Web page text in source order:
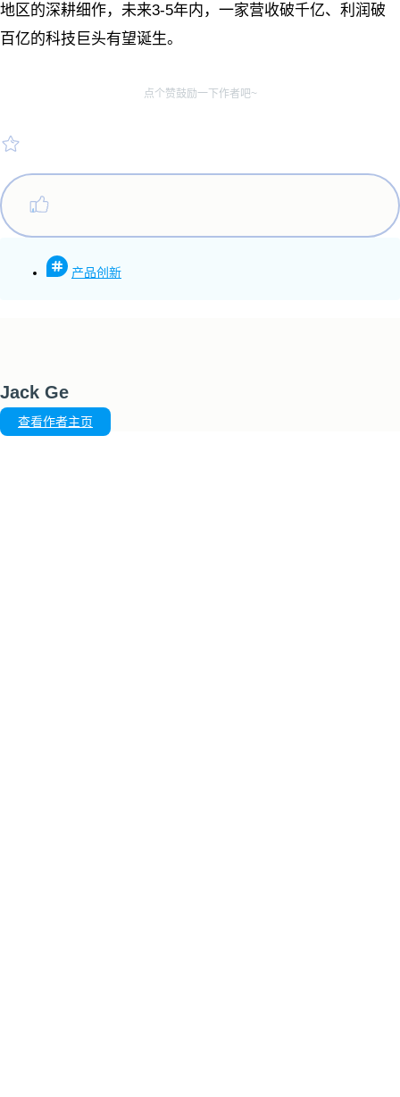
地区的深耕细作，未来3-5年内，一家营收破千亿、利润破
百亿的科技巨头有望诞生。
点个赞鼓励一下作者吧~
产品创新
Jack Ge
查看作者主页